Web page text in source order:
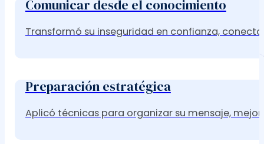
Comunicar desde el conocimiento
Transformó su inseguridad en confianza,
Preparación estratégica
Aplicó técnicas para organizar su mensaje,